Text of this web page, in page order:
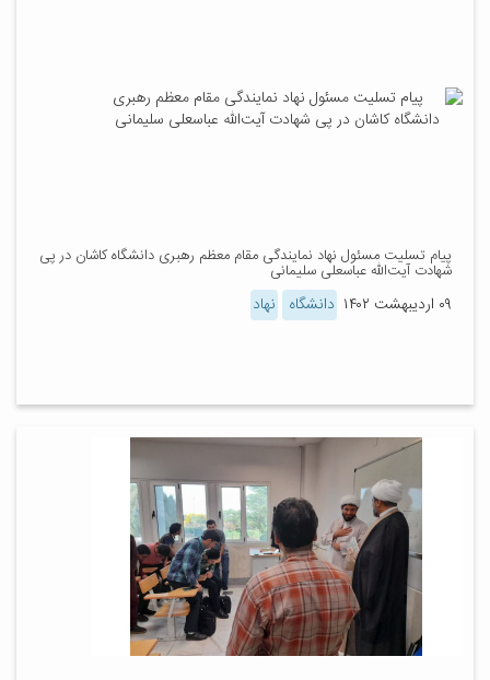
پیام تسلیت مسئول نهاد نمایندگی مقام معظم رهبری دانشگاه کاشان در پی
شهادت آیت‌الله عباسعلی سلیمانی
۰۹ اردیبهشت ۱۴۰۲ دانشگاه نهاد